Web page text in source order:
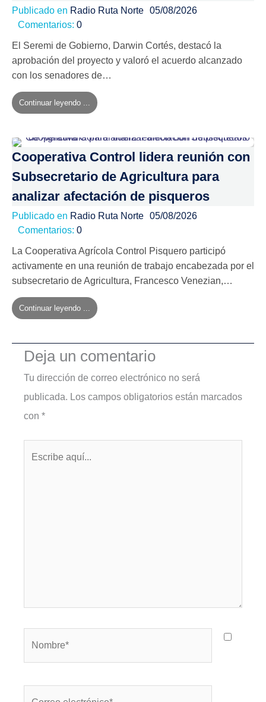
Publicado en Radio Ruta Norte 05/08/2026
Comentarios: 0
El Seremi de Gobierno, Darwin Cortés, destacó la
aprobación del proyecto y valoró el acuerdo alcanzado
con los senadores de…
Continuar leyendo ...
Cooperativa Control lidera reunión con
Subsecretario de Agricultura para
analizar afectación de pisqueros
Publicado en Radio Ruta Norte 05/08/2026
Comentarios: 0
La Cooperativa Agrícola Control Pisquero participó
activamente en una reunión de trabajo encabezada por el
subsecretario de Agricultura, Francesco Venezian,…
Continuar leyendo ...
Deja un comentario
Tu dirección de correo electrónico no será
publicada. Los campos obligatorios están marcados
con *